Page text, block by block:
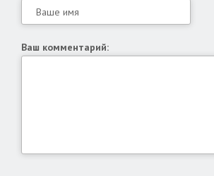
Ваш комментарий: